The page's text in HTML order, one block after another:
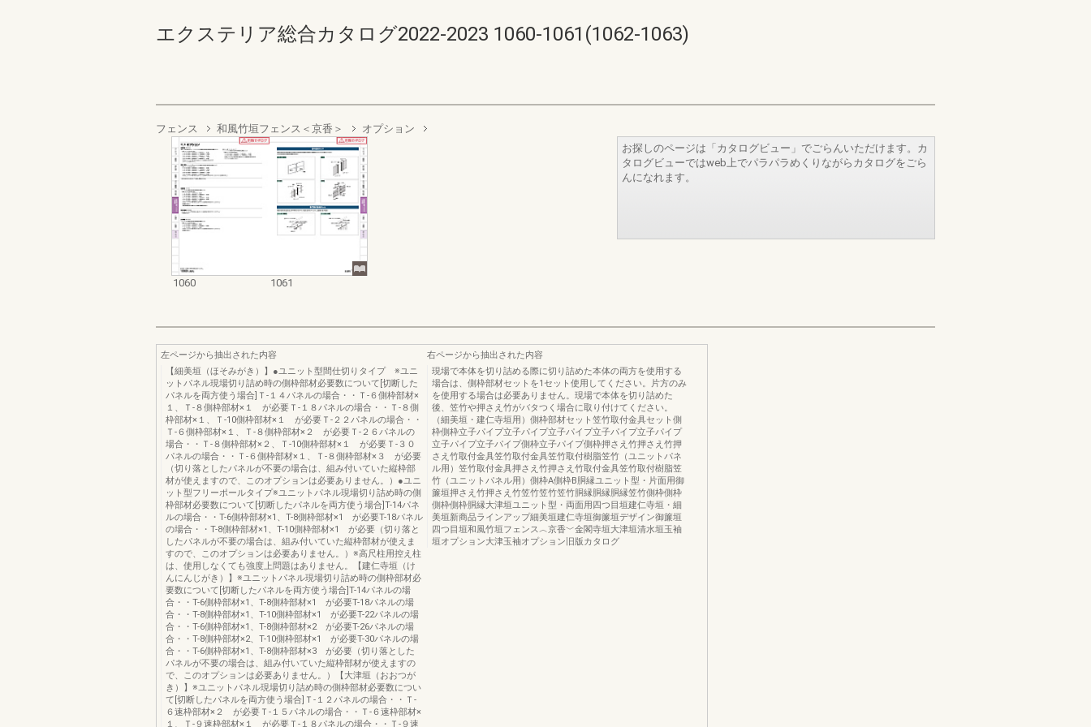
エクステリア総合カタログ2022-2023 1060-1061(1062-1063)
フェンス 和風竹垣フェンス＜京香＞ オプション
1060 1061
お探しのページは「カタログビュー」でごらんいただけます。カ
タログビューではweb上でパラパラめくりながらカタログをごら
んになれます。
左ページから抽出された内容
【細美垣（ほそみがき）】●ユニット型間仕切りタイプ ※ユニ
ットパネル現場切り詰め時の側枠部材必要数について[切断した
パネルを両方使う場合]Ｔ-１４パネルの場合・・Ｔ-６側枠部材×
１、Ｔ-８側枠部材×１ が必要Ｔ-１８パネルの場合・・Ｔ-８側
枠部材×１、Ｔ-10側枠部材×１ が必要Ｔ-２２パネルの場合・・
Ｔ-６側枠部材×１、Ｔ-８側枠部材×２ が必要Ｔ-２６パネルの
場合・・Ｔ-８側枠部材×２、Ｔ-10側枠部材×１ が必要Ｔ-３０
パネルの場合・・Ｔ-６側枠部材×１、Ｔ-８側枠部材×３ が必要
（切り落としたパネルが不要の場合は、組み付いていた縦枠部
材が使えますので、このオプションは必要ありません。）●ユニ
ット型フリーポールタイプ※ユニットパネル現場切り詰め時の側
枠部材必要数について[切断したパネルを両方使う場合]T-14パネ
ルの場合・・T-6側枠部材×1、T-8側枠部材×1 が必要T-18パネル
の場合・・T-8側枠部材×1、T-10側枠部材×1 が必要（切り落と
したパネルが不要の場合は、組み付いていた縦枠部材が使えま
すので、このオプションは必要ありません。）※高尺柱用控え柱
は、使用しなくても強度上問題はありません。【建仁寺垣（け
んにんじがき）】※ユニットパネル現場切り詰め時の側枠部材必
要数について[切断したパネルを両方使う場合]T-14パネルの場
合・・T-6側枠部材×1、T-8側枠部材×1 が必要T-18パネルの場
合・・T-8側枠部材×1、T-10側枠部材×1 が必要T-22パネルの場
合・・T-6側枠部材×1、T-8側枠部材×2 が必要T-26パネルの場
合・・T-8側枠部材×2、T-10側枠部材×1 が必要T-30パネルの場
合・・T-6側枠部材×1、T-8側枠部材×3 が必要（切り落とした
パネルが不要の場合は、組み付いていた縦枠部材が使えますの
で、このオプションは必要ありません。）【大津垣（おおつが
き）】※ユニットパネル現場切り詰め時の側枠部材必要数につい
て[切断したパネルを両方使う場合]Ｔ-１２パネルの場合・・Ｔ-
６速枠部材×２ が必要Ｔ-１５パネルの場合・・Ｔ-６速枠部材×
１、Ｔ-９速枠部材×１ が必要Ｔ-１８パネルの場合・・Ｔ-９速
右ページから抽出された内容
現場で本体を切り詰める際に切り詰めた本体の両方を使用する
場合は、側枠部材セットを1セット使用してください。片方のみ
を使用する場合は必要ありません。現場で本体を切り詰めた
後、笠竹や押さえ竹がバタつく場合に取り付けてください。
（細美垣・建仁寺垣用）側枠部材セット笠竹取付金具セット側
枠側枠立子パイプ立子パイプ立子パイプ立子パイプ立子パイプ
立子パイプ立子パイプ側枠立子パイプ側枠押さえ竹押さえ竹押
さえ竹取付金具笠竹取付金具笠竹取付樹脂笠竹（ユニットパネ
ル用）笠竹取付金具押さえ竹押さえ竹取付金具笠竹取付樹脂笠
竹（ユニットパネル用）側枠A側枠B胴縁ユニット型・片面用御
簾垣押さえ竹押さえ竹笠竹笠竹笠竹胴縁胴縁胴縁笠竹側枠側枠
側枠側枠胴縁大津垣ユニット型・両面用四つ目垣建仁寺垣・細
美垣新商品ラインアップ細美垣建仁寺垣御簾垣デザイン御簾垣
四つ目垣和風竹垣フェンス︿京香﹀金閣寺垣大津垣清水垣玉袖
垣オプション大津玉袖オプション旧版カタログ